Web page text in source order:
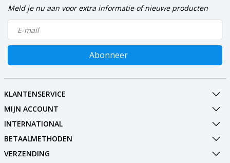
Meld je nu aan voor extra informatie of nieuwe producten
Abonneer
KLANTENSERVICE
MIJN ACCOUNT
INTERNATIONAL
BETAALMETHODEN
VERZENDING